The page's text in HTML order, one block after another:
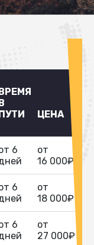
ЦЕНА
6
от
16 000₽
6
от
18 000₽
6
от
27 000₽